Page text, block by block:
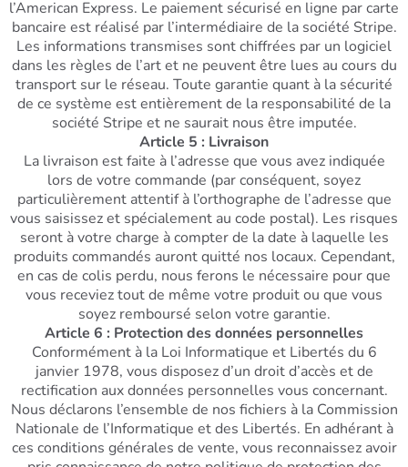
l’American Express. Le paiement sécurisé en ligne par carte
bancaire est réalisé par l’intermédiaire de la société Stripe.
Les informations transmises sont chiffrées par un logiciel
dans les règles de l’art et ne peuvent être lues au cours du
transport sur le réseau. Toute garantie quant à la sécurité
de ce système est entièrement de la responsabilité de la
société Stripe et ne saurait nous être imputée.
Article 5 : Livraison
La livraison est faite à l’adresse que vous avez indiquée
lors de votre commande (par conséquent, soyez
particulièrement attentif à l’orthographe de l’adresse que
vous saisissez et spécialement au code postal). Les risques
seront à votre charge à compter de la date à laquelle les
produits commandés auront quitté nos locaux. Cependant,
en cas de colis perdu, nous ferons le nécessaire pour que
vous receviez tout de même votre produit ou que vous
soyez remboursé selon votre garantie.
Article 6 : Protection des données personnelles
Conformément à la Loi Informatique et Libertés du 6
janvier 1978, vous disposez d’un droit d’accès et de
rectification aux données personnelles vous concernant.
Nous déclarons l’ensemble de nos fichiers à la Commission
Nationale de l’Informatique et des Libertés. En adhérant à
ces conditions générales de vente, vous reconnaissez avoir